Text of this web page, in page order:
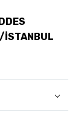
İSTANBUL